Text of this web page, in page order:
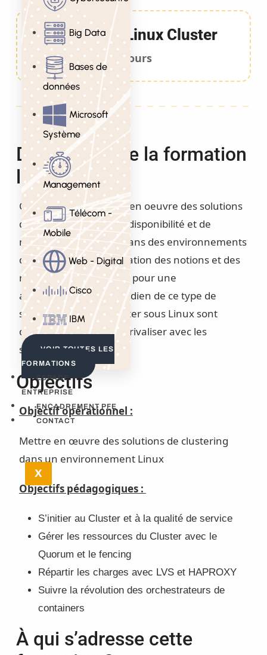
Big Data
Bases de
données
Microsoft
Système
Management
Télécom -
Mobile
Web - Digital
Cisco
IBM
VOIR TOUTES LES
FORMATIONS
ESPACE
ENTREPRISE
ENCADREMENT PFE
CONTACT
X
Formation Linux Cluster
3 Jours
Description de la formation
linux cluster
Comprendre et mettre en oeuvre des solutions
de clustering de haute disponibilité et de
répartition de charge dans des environnements
de production. Présentation des notions et des
réflexes indispensables pour une
administration au quotidien de ce type de
système à base de cluster sous Linux sont
désormais capables de rivaliser avec les
solutions Unix
Objectifs
Objectif opérationnel :
Mettre en œuvre des solutions de clustering
dans un environnement Linux
Objectifs pédagogiques :
S’initier au Cluster et à la qualité de service
Gérer les ressources du Cluster avec le
Quorum et le fencing
Répartir les charges avec LVS et HAPROXY
Suivre la révolution des orchestrateurs de
containers
À qui s’adresse cette